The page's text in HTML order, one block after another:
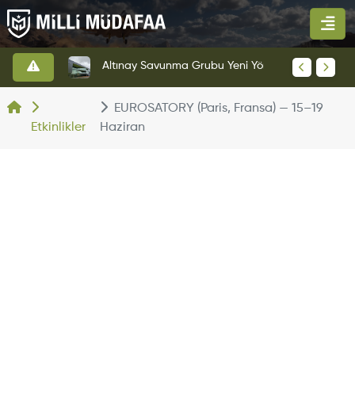
Etkinlikler
EUROSATORY (Paris, Fransa) — 15–19
Haziran